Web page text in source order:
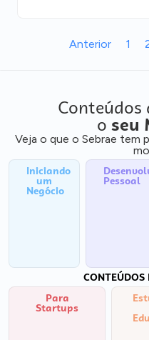
Anterior 1
Conteúdos
o seu
Veja o que o Sebrae tem
Iniciando
um
Negócio
Pessoal
CONTEÚDOS
Para
Startups